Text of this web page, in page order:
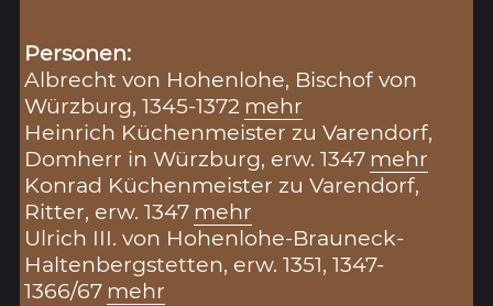
Personen:
Albrecht von Hohenlohe, Bischof von
Würzburg, 1345-1372 mehr
Heinrich Küchenmeister zu Varendorf,
Domherr in Würzburg, erw. 1347 mehr
Konrad Küchenmeister zu Varendorf,
Ritter, erw. 1347 mehr
Ulrich III. von Hohenlohe-Brauneck-
Haltenbergstetten, erw. 1351, 1347-
1366/67 mehr